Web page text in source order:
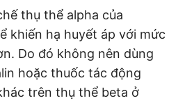
thụ thể alpha của
khiến hạ huyết áp với mức
Do đó không nên dùng
hoặc thuốc tác động
trên thụ thể beta ở